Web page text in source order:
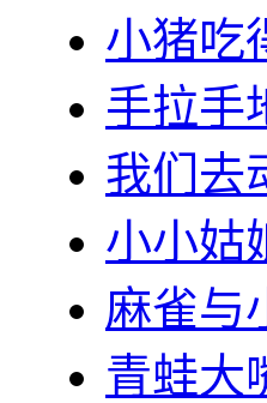
小猪吃
手拉手
我们去
小小姑
麻雀与
青蛙大